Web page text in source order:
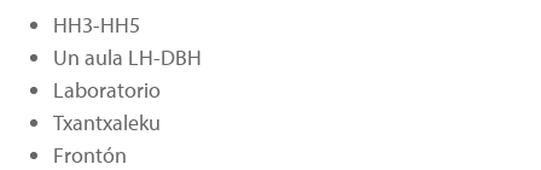
HH3-HH5
Un aula LH-DBH
Laboratorio
Txantxaleku
Frontón